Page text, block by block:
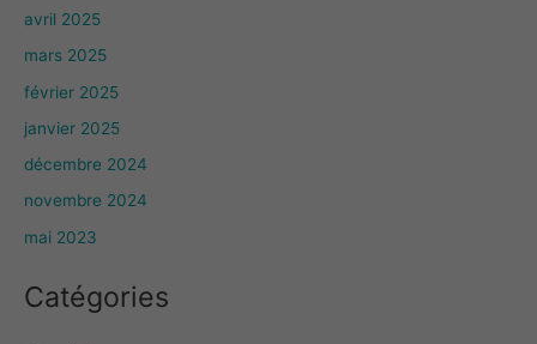
avril 2025
mars 2025
février 2025
janvier 2025
décembre 2024
novembre 2024
mai 2023
Catégories